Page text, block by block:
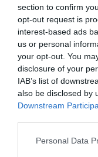
section to confirm
opt-out request is
interest-based ads
us or personal
your opt-out. You
disclosure of your
IAB’s list of
also be disclosed by
Downstream
Personal Data
10.06.2026 11:40 di
Il club pugliese vuole
Angelo Bonavolontà,
Francavilla